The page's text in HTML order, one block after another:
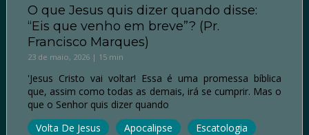
O que Jesus quis dizer quando disse:
“Eis que venho em breve”? (Pr.
Francisco Marques)
23 de maio, 2026 | 15 min
'Jesus Cristo vai voltar! Essa é uma promessa bíblica
que, assim como todas as demais, irá se cumprir. Mas o
que o Senhor quis dizer quando
Volta De Jesus
Apocalipse
Escatologia